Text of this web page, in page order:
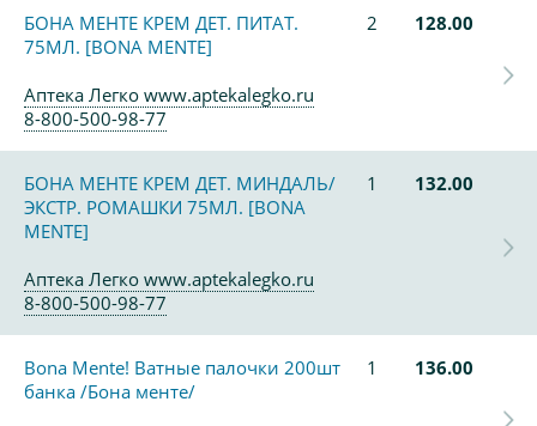
БОНА МЕНТЕ КРЕМ ДЕТ. ПИТАТ.
75МЛ. [BONA MENTE]
2 128.00
Аптека Легко www.aptekalegko.ru
8-800-500-98-77
БОНА МЕНТЕ КРЕМ ДЕТ. МИНДАЛЬ/
ЭКСТР. РОМАШКИ 75МЛ. [BONA
MENTE]
1 132.00
Аптека Легко www.aptekalegko.ru
8-800-500-98-77
Bona Mente! Ватные палочки 200шт
банка /Бона менте/
1 136.00